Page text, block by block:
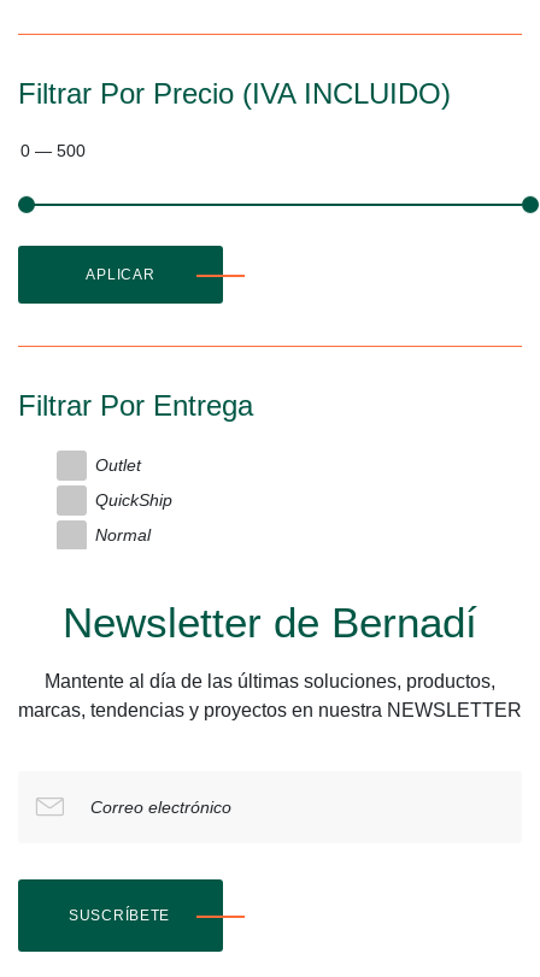
Filtrar Por Precio (IVA INCLUIDO)
0 — 500
APLICAR
Filtrar Por Entrega
Outlet
QuickShip
Normal
Newsletter de Bernadí
Mantente al día de las últimas soluciones, productos,
marcas, tendencias y proyectos en nuestra NEWSLETTER
Correo electrónico
SUSCRÍBETE